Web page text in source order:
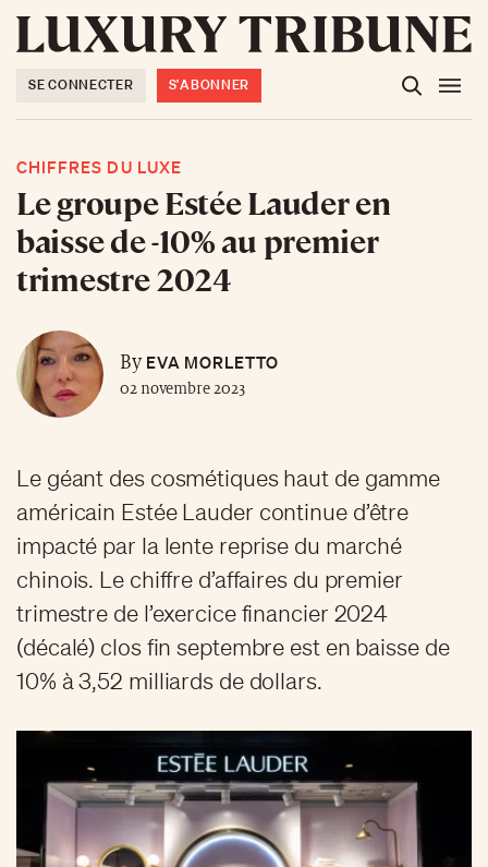
SE CONNECTER S'ABONNER
CHIFFRES DU LUXE
Le groupe Estée Lauder en
baisse de -10% au premier
trimestre 2024
ByEVA MORLETTO
02 novembre 2023
Le géant des cosmétiques haut de gamme
américain Estée Lauder continue d’être
impacté par la lente reprise du marché
chinois. Le chiffre d’affaires du premier
trimestre de l’exercice financier 2024
(décalé) clos fin septembre est en baisse de
10% à 3,52 milliards de dollars.